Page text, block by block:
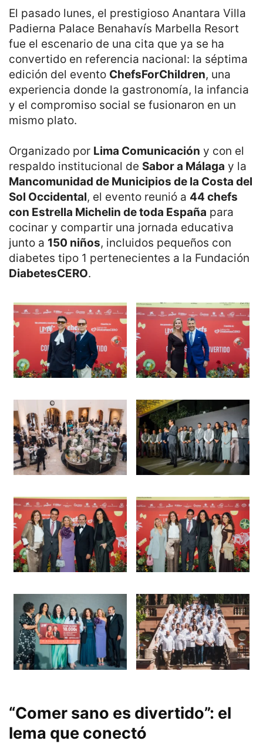
El pasado lunes, el prestigioso Anantara Villa
Padierna Palace Benahavís Marbella Resort
fue el escenario de una cita que ya se ha
convertido en referencia nacional: la séptima
edición del evento ChefsForChildren, una
experiencia donde la gastronomía, la infancia
y el compromiso social se fusionaron en un
mismo plato.
Organizado por Lima Comunicación y con el
respaldo institucional de Sabor a Málaga y la
Mancomunidad de Municipios de la Costa del
Sol Occidental, el evento reunió a 44 chefs
con Estrella Michelin de toda España para
cocinar y compartir una jornada educativa
junto a 150 niños, incluidos pequeños con
diabetes tipo 1 pertenecientes a la Fundación
DiabetesCERO.
“Comer sano es divertido”: el
lema que conectó